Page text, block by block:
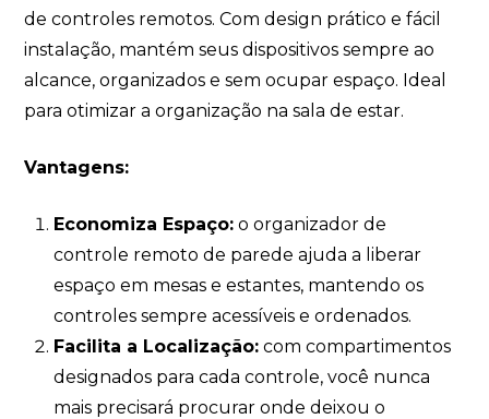
de controles remotos. Com design prático e fácil
instalação, mantém seus dispositivos sempre ao
alcance, organizados e sem ocupar espaço. Ideal
para otimizar a organização na sala de estar.
Vantagens:
Economiza Espaço:o organizador de
controle remoto de parede ajuda a liberar
espaço em mesas e estantes, mantendo os
controles sempre acessíveis e ordenados.
Facilita a Localização:com compartimentos
designados para cada controle, você nunca
mais precisará procurar onde deixou o